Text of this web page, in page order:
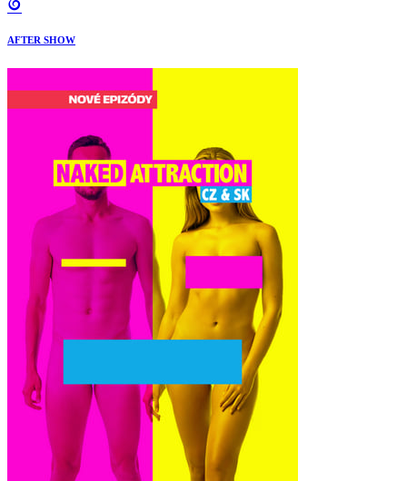
AFTER SHOW